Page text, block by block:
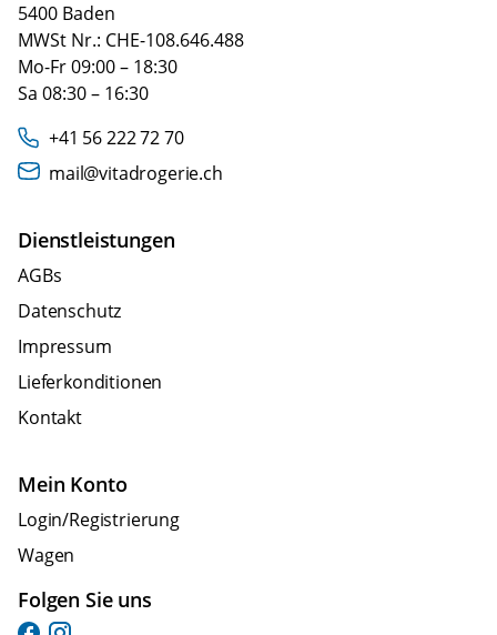
5400 Baden
MWSt Nr.: CHE-108.646.488
Mo-Fr 09:00 – 18:30
Sa 08:30 – 16:30
+41 56 222 72 70
mail@vitadrogerie.ch
Dienstleistungen
AGBs
Datenschutz
Impressum
Lieferkonditionen
Kontakt
Mein Konto
Login/Registrierung
Wagen
Folgen Sie uns